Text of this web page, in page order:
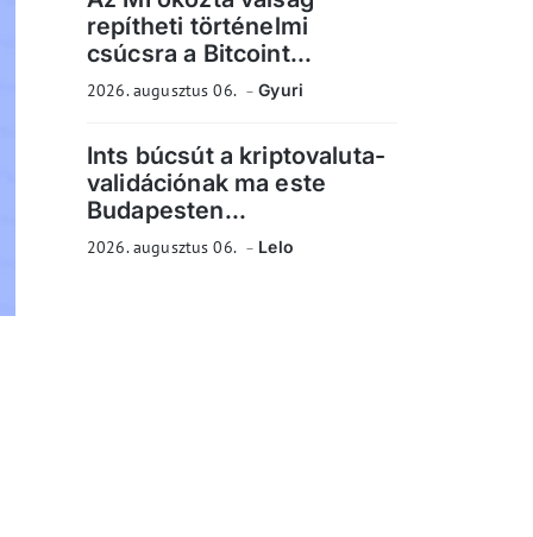
repítheti történelmi
csúcsra a Bitcoint...
2026. augusztus 06. Gyuri
Ints búcsút a kriptovaluta-
validációnak ma este
Budapesten...
2026. augusztus 06. Lelo